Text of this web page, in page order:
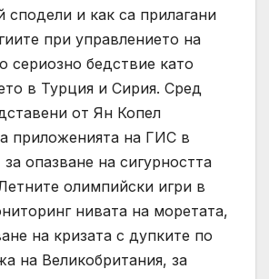
сподели и как са прилагани
при управлението на
сериозно бедствие като
в Турция и Сирия. Сред
от Ян Копел
приложенията на ГИС в
опазване на сигурността
олимпийски игри в
нивата на моретата,
на кризата с дупките по
на Великобритания, за